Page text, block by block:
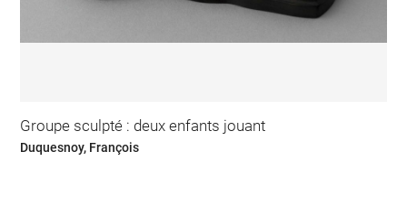
Groupe sculpté : deux enfants jouant
Duquesnoy, François